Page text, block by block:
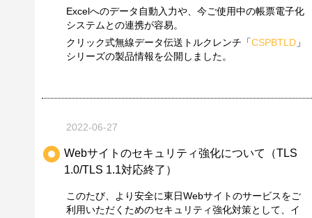
Excelへのデータ自動入力や、今ご使用中の帳票電子化
システムとの連携が容易。
クリック式無線データ伝送トルクレンチ「CSPBTLD 」
シリーズの製品情報を公開しました。
2022-06-27
Webサイトのセキュリティ強化について（TLS
1.0/TLS 1.1対応終了）
このたび、より安全に東日Webサイトのサービスをご
利用いただくためのセキュリティ強化対策として、イ